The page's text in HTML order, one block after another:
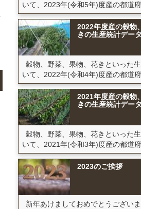
いて、2023年(令和5年)度産の都道
2022年度産の穀物
きの生産統計デー
穀物、野菜、果物、花きといった
いて、2022年(令和4年)度産の都道
2021年度産の穀物
きの生産統計デー
穀物、野菜、果物、花きといった
いて、2021年(令和3年)度産の都道府
2023のご挨拶
新年あけましておめでとうござい